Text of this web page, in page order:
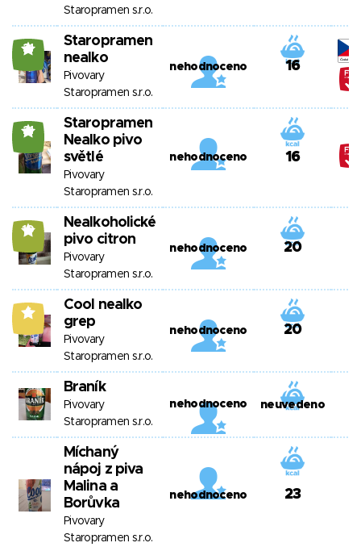
Staropramen s.r.o.
21
Staropramen
nealko
Pivovary
Staropramen s.r.o.
nehodnoceno 16
21
Staropramen
Nealko pivo
světlé
Pivovary
Staropramen s.r.o.
nehodnoceno 16
10
Nealkoholické
pivo citron
Pivovary
Staropramen s.r.o.
nehodnoceno 20
6
Cool nealko
grep
Pivovary
Staropramen s.r.o.
nehodnoceno 20
Braník
Pivovary
Staropramen s.r.o.
nehodnoceno neuvedeno
Míchaný
nápoj z piva
Malina a
Borůvka
Pivovary
Staropramen s.r.o.
nehodnoceno 23